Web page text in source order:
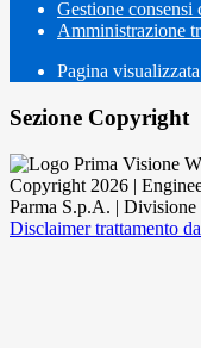
Gestione consensi
Amministrazione
Pagina visualizzata
Sezione Copyright
Copyright 2026 |
Parma S.p.A. |
Disclaimer trattamento